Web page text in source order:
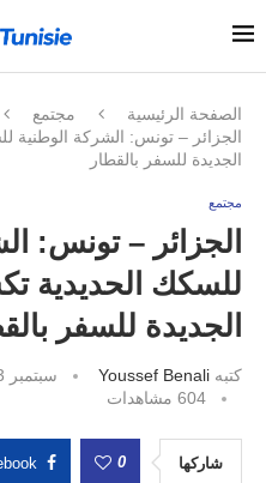
الصفحة الرئيسية
مجتمع
الجزائر – تونس: الشركة الوطنية
الجديدة للسفر بالقطار
مجتمع
الجزائر – تونس:
للسكك الحديدية
الجديدة للسفر
كتبه Youssef Benali سبتمبر 23, 2025
604 مشاهدات
شاركها 0